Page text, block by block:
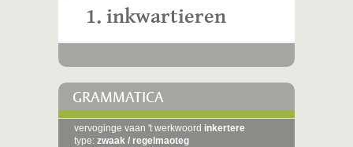
1. inkwartieren
GRAMMATICA
vervoginge vaan 't werkwoord inkertere
type: zwaak / regelmaoteg